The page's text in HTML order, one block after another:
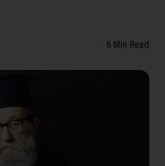
6 Min Read